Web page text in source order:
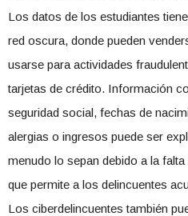
Los datos de los estudiantes
red oscura, donde pueden
usarse para actividades
tarjetas de crédito. Información
seguridad social, fechas de
alergias o ingresos puede ser
menudo lo sepan debido a la
que permite a los delincuentes
Los ciberdelincuentes también